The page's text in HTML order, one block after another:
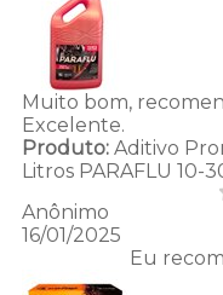
Muito bom,
Excelente.
Produto:Aditivo
Litros PARAFLU 10-
Anônimo
16/01/2025
Eu